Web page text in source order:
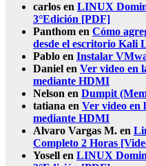
carlos en LINUX
3°Edición [PDF]
Panthom en Cómo
desde el escritorio Kali
Pablo en Instalar
Daniel en Ver video en
mediante HDMI
Nelson en Dumpit
tatiana en Ver video en
mediante HDMI
Alvaro Vargas M. en
Completo 2 Horas
Yosell en LINUX